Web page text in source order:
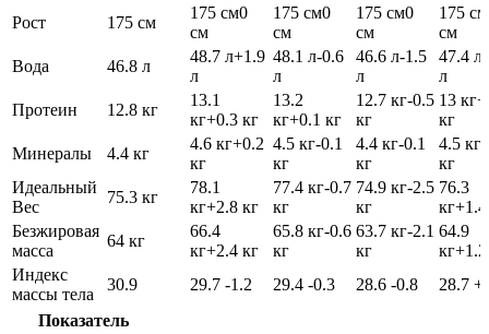
Рост
175 см
175 см0
см
175 см0
см
175 см0
см
175 см
см
Вода
46.8 л
48.7 л+1.9
л
48.1 л-0.6
л
46.6 л-1.5
л
47.4 л
л
Протеин
12.8 кг
13.1
кг+0.3 кг
13.2
кг+0.1 кг
12.7 кг-0.5
кг
13 кг
кг
Минералы
4.4 кг
4.6 кг+0.2
кг
4.5 кг-0.1
кг
4.4 кг-0.1
кг
4.5 кг
кг
Идеальный
Вес
75.3 кг
78.1
кг+2.8 кг
77.4 кг-0.7
кг
74.9 кг-2.5
кг
76.3
кг
Безжировая
масса
64 кг
66.4
кг+2.4 кг
65.8 кг-0.6
кг
63.7 кг-2.1
кг
64.9
кг
Индекс
массы тела
30.9 29.7 -1.2 29.4 -0.3 28.6 -0.8 28.7
Показатель